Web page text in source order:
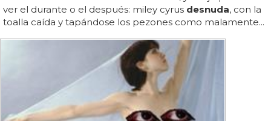
ver el durante o el después: miley cyrus desnuda, con la
toalla caída y tapándose los pezones como malamente...